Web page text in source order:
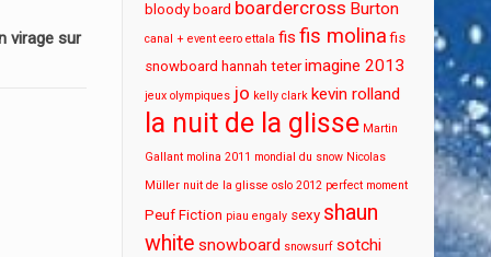
virage sur
bloody board boardercross Burton
canal + event eero ettala fis fis molina fis
snowboard hannah teter imagine 2013
jeux olympiques jo kelly clark kevin rolland
la nuit de la glisse Martin
Gallant molina 2011 mondial du snow Nicolas
Müller nuit de la glisse oslo 2012 perfect moment
Peuf Fiction piau engaly sexy shaun
white snowboard snowsurf sotchi